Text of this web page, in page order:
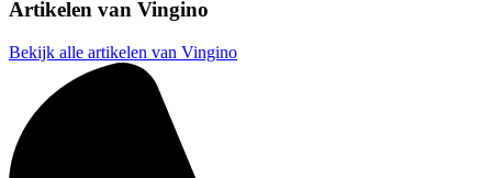
Artikelen van Vingino
Bekijk alle artikelen van Vingino